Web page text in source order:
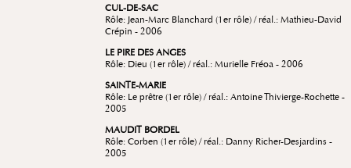
CUL-DE-SAC
Rôle: Jean-Marc Blanchard (1er rôle) / réal.: Mathieu-David
Crépin - 2006
LE PIRE DES ANGES
Rôle: Dieu (1er rôle) / réal.: Murielle Fréoa - 2006
SAINTE-MARIE
Rôle: Le prêtre (1er rôle) / réal.: Antoine Thivierge-Rochette -
2005
MAUDIT BORDEL
Rôle: Corben (1er rôle) / réal.: Danny Richer-Desjardins -
2005